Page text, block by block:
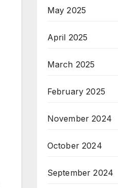
May 2025
April 2025
March 2025
February 2025
November 2024
October 2024
September 2024